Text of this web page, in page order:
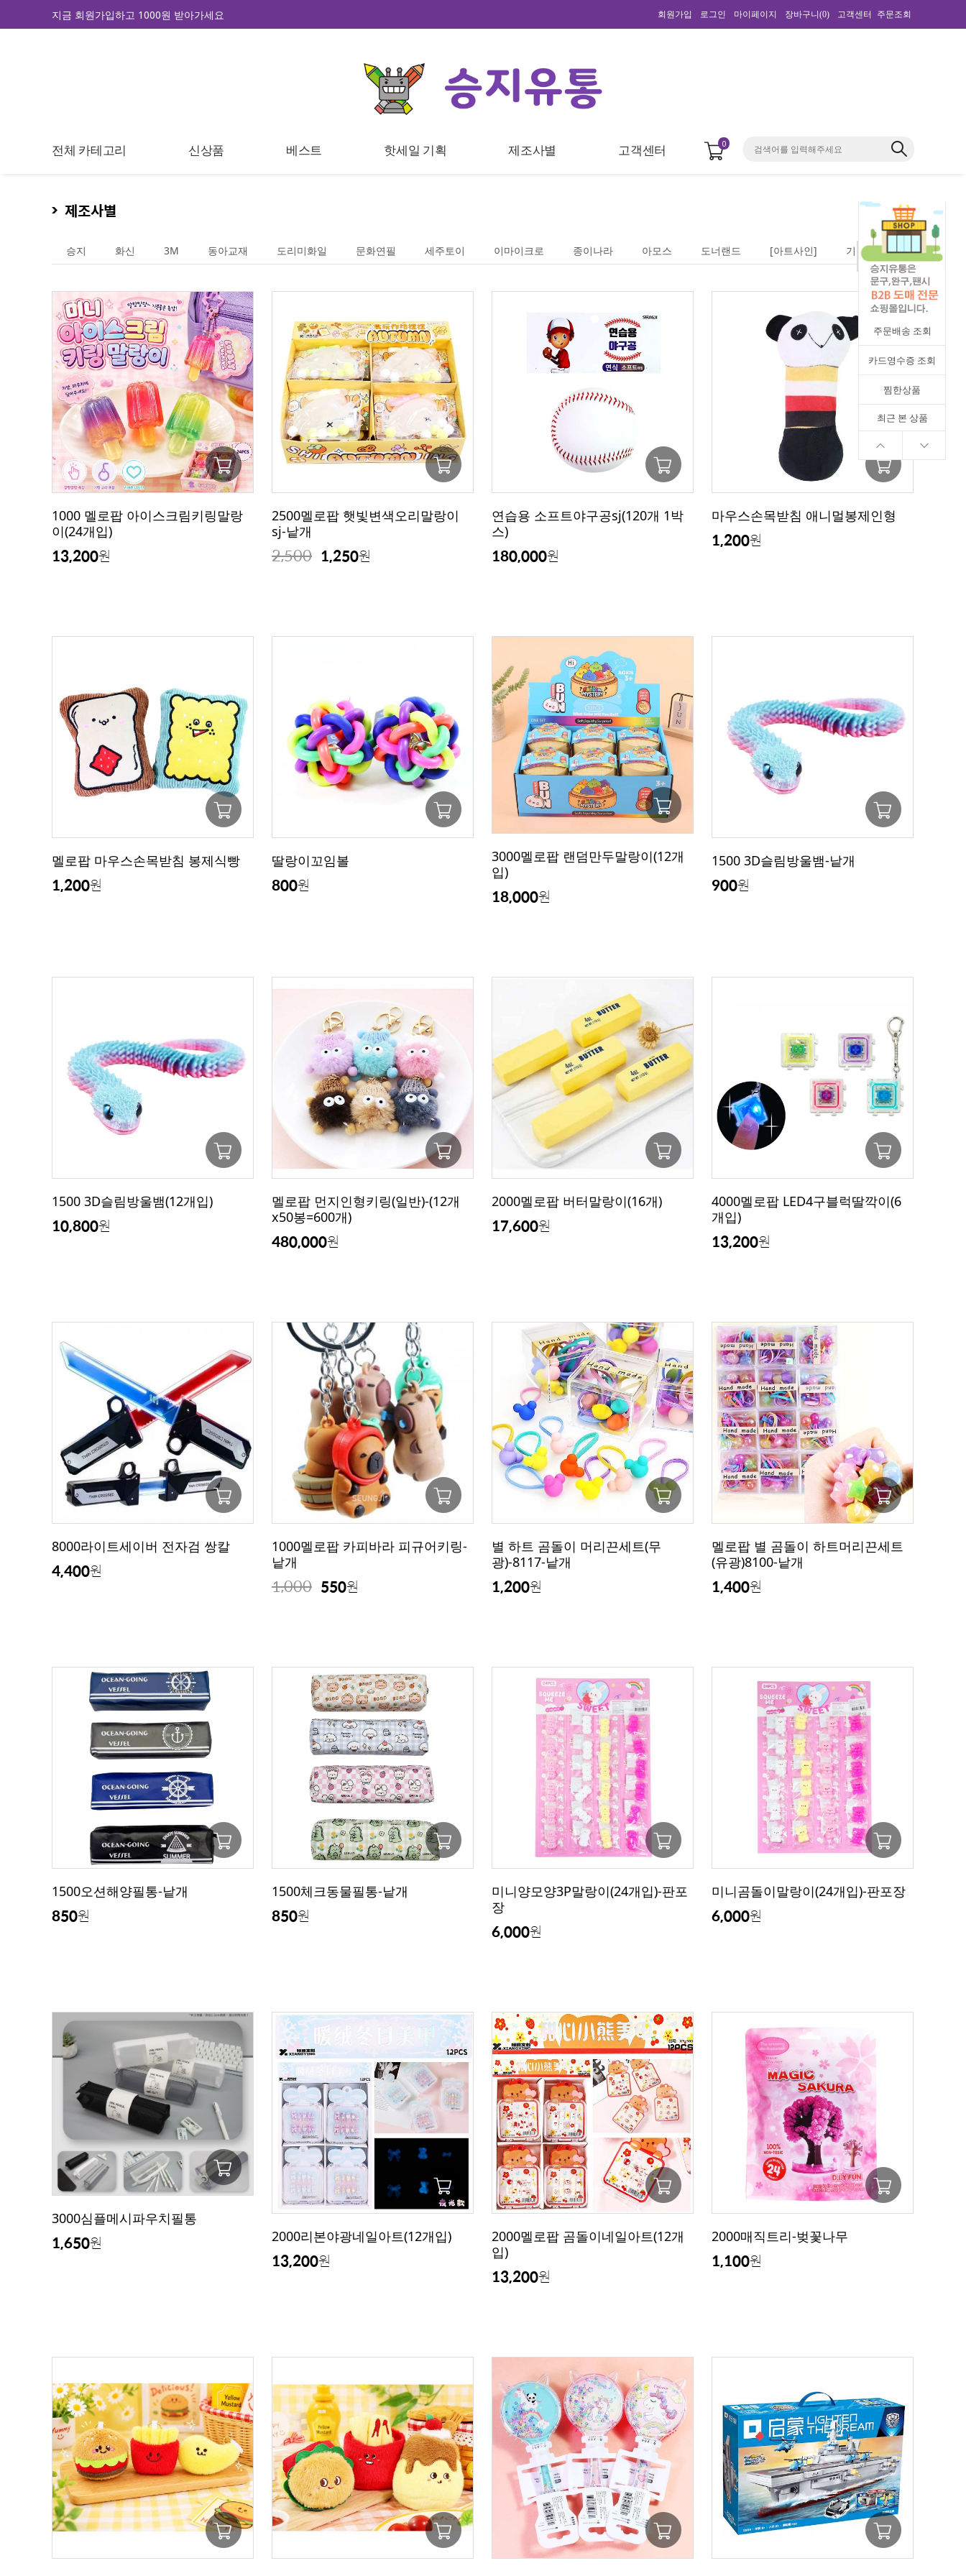
지금 회원가입하고 1000원 받아가세요 회원가입 로그인 마이페이지 장바구니(0) 고객센터 주문조회
전체 카테고리 신상품 베스트 핫세일 기획 제조사별 고객센터 0
주문배송 조회
카드영수증 조회
찜한상품
최근 본 상품
제조사별
승지 화신 3M 동아교재 도리미화일 문화연필 세주토이 이마이크로 종이나라 아모스 도너랜드 [아트사인] 기타
1000 멜로팝 아이스크림키링말랑
이(24개입)
13,200원
2500멜로팝 햇빛변색오리말랑이
sj-낱개
2,500 1,250원
연습용 소프트야구공sj(120개 1박
스)
180,000원
마우스손목받침 애니멀봉제인형
1,200원
멜로팝 마우스손목받침 봉제식빵
1,200원
딸랑이꼬임볼
800원
3000멜로팝 랜덤만두말랑이(12개
입)
18,000원
1500 3D슬림방울뱀-낱개
900원
1500 3D슬림방울뱀(12개입)
10,800원
멜로팝 먼지인형키링(일반)-(12개
x50봉=600개)
480,000원
2000멜로팝 버터말랑이(16개)
17,600원
4000멜로팝 LED4구블럭딸깍이(6
개입)
13,200원
8000라이트세이버 전자검 쌍칼
4,400원
1000멜로팝 카피바라 피규어키링-
낱개
1,000 550원
별 하트 곰돌이 머리끈세트(무
광)-8117-낱개
1,200원
멜로팝 별 곰돌이 하트머리끈세트
(유광)8100-낱개
1,400원
1500오션해양필통-낱개
850원
1500체크동물필통-낱개
850원
미니양모양3P말랑이(24개입)-판포
장
6,000원
미니곰돌이말랑이(24개입)-판포장
6,000원
3000심플메시파우치필통
1,650원 2000리본야광네일아트(12개입)
13,200원
2000멜로팝 곰돌이네일아트(12개
입)
13,200원
2000매직트리-벚꽃나무
1,100원